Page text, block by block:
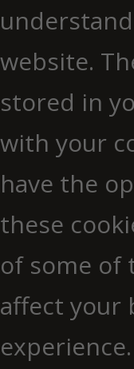
website.
stored in
with your
have the
these
of some of
affect your
experience.